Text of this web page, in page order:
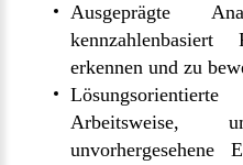
Ausgeprägte
kennzahlenbasiert
erkennen und zu
unvorhergesehene